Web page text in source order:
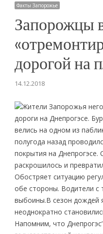
Факты Запорожье
Запорожцы
дорогой на
14.12.2018
Жители Запорожья
дороги на Днепрогэсе.
велись на одном из
полугода назад
покрытия на Днепрогэсе.
раскрошилось и
Обостряет ситуацию
обе стороны. Водители
выбоины.В сезон дождей
неоднократно
Напомним, что